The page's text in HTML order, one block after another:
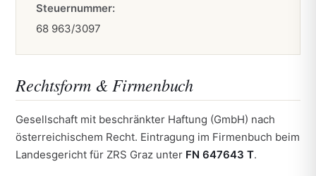
Steuernummer:
68 963/3097
Rechtsform & Firmenbuch
Gesellschaft mit beschränkter Haftung (GmbH) nach
österreichischem Recht. Eintragung im Firmenbuch beim
Landesgericht für ZRS Graz unter FN 647643 T.